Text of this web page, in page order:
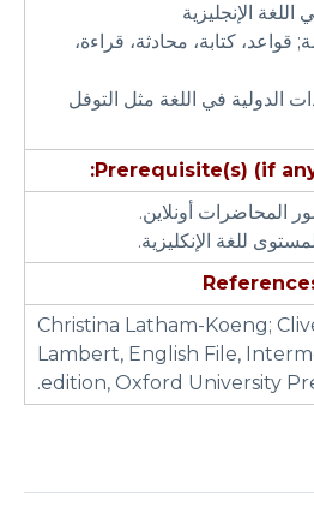
قواعد، كتابة، محادثة، قراءة،
الدولية في اللغة مثل التوفل
Prerequisite(s) (if
Christina Latham-Koeng;
Lambert, English File,
edition, Oxford University